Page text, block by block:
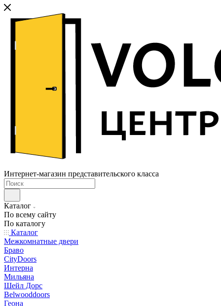
Интернет-магазин представительского класса
Каталог
По всему сайту
По каталогу
Каталог
Межкомнатные двери
Браво
CityDoors
Интерна
Мильяна
Шейл Дорс
Belwooddoors
Геона